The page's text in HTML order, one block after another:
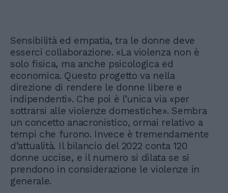
Sensibilità ed empatia, tra le donne deve
esserci collaborazione. «La violenza non è
solo fisica, ma anche psicologica ed
economica. Questo progetto va nella
direzione di rendere le donne libere e
indipendenti». Che poi è l’unica via «per
sottrarsi alle violenze domestiche». Sembra
un concetto anacronistico, ormai relativo a
tempi che furono. Invece è tremendamente
d’attualità. Il bilancio del 2022 conta 120
donne uccise, e il numero si dilata se si
prendono in considerazione le violenze in
generale.